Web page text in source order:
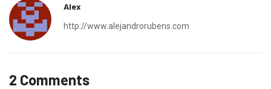
Alex
http://www.alejandrorubens.com
2 Comments